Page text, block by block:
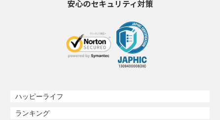
安心のセキュリティ対策
ハッピーライフ
ランキング